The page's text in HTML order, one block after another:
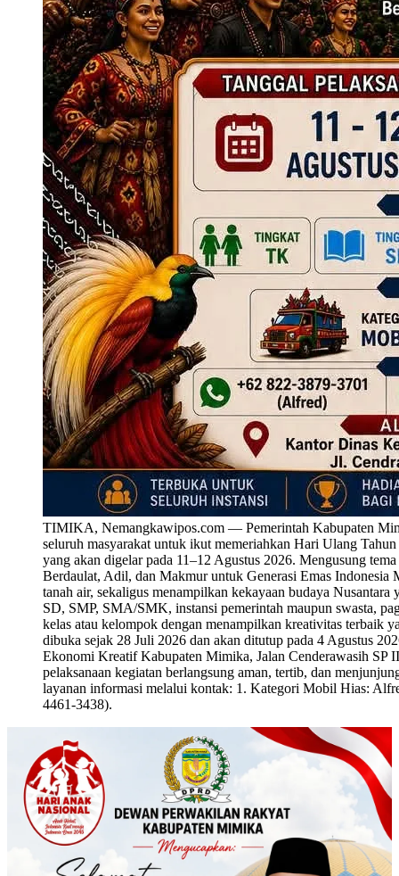
TIMIKA, Nemangkawipos.com — Pemerintah Kabupaten
seluruh masyarakat untuk ikut memeriahkan Hari Ulang
yang akan digelar pada 11–12 Agustus 2026. Mengusung
Berdaulat, Adil, dan Makmur untuk Generasi Emas Indonesia
tanah air, sekaligus menampilkan kekayaan budaya
SD, SMP, SMA/SMK, instansi pemerintah maupun swasta,
kelas atau kelompok dengan menampilkan kreativitas terbaik
dibuka sejak 28 Juli 2026 dan akan ditutup pada 4 Agustus
Ekonomi Kreatif Kabupaten Mimika, Jalan Cenderawasih SP
pelaksanaan kegiatan berlangsung aman, tertib, dan
layanan informasi melalui kontak: 1. Kategori Mobil Hias:
4461-3438).